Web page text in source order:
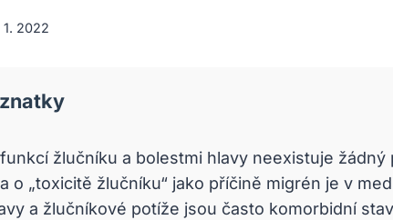
1. 2022
žlučníku a bolestmi hlavy neexistuje
o „toxicitě žlučníku“ jako příčině migrén je v
a žlučníkové potíže jsou často komorbidní